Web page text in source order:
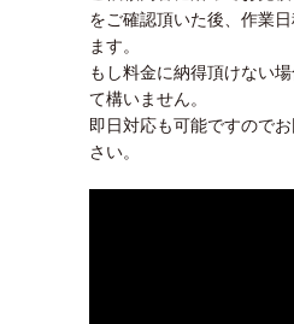
をご確認頂いた後、作業
ます。
もし料金に納得頂けない
て構いません。
即日対応も可能ですので
さい。